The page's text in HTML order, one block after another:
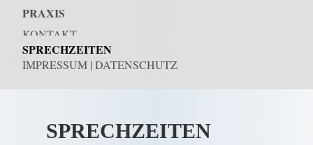
PRAXIS
KONTAKT
SPRECHZEITEN
IMPRESSUM | DATENSCHUTZ
SPRECHZEITEN